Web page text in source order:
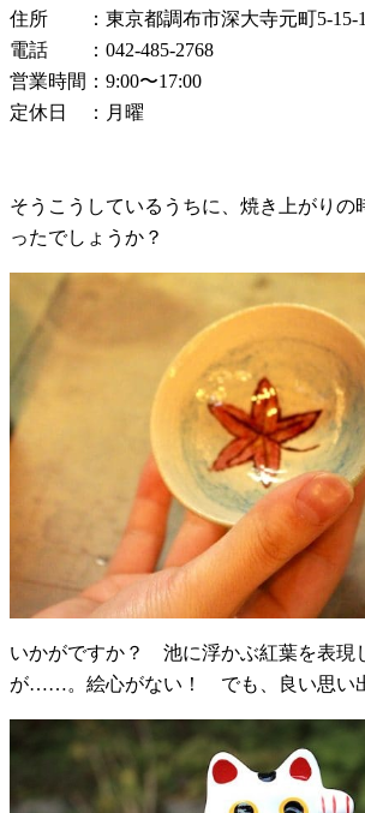
住所 ：東京都調布市深大寺元町5-15-
電話 ：042-485-2768
営業時間：9:00〜17:00
定休日 ：月曜
そうこうしているうちに、焼き上がりの
ったでしょうか？
いかがですか？ 池に浮かぶ紅葉を表現
が……。絵心がない！ でも、良い思い